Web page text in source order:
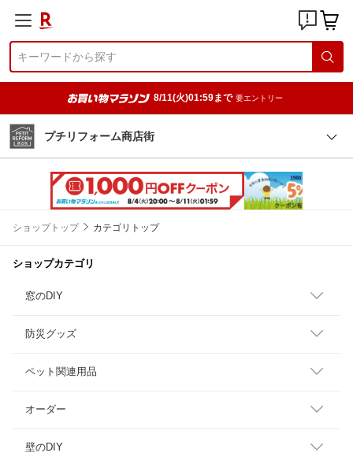
8/11(火)01:59まで 要エントリー
プチリフォーム商店街
ショップトップ カテゴリトップ
ショップカテゴリ
窓のDIY
防災グッズ
ペット関連用品
オーダー
壁のDIY